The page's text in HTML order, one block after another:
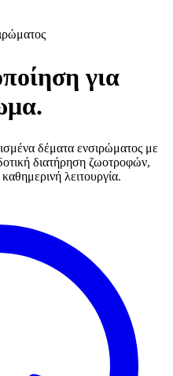
για
δέματα ενσιρώματος με
διατήρηση ζωοτροφών,
λειτουργία.